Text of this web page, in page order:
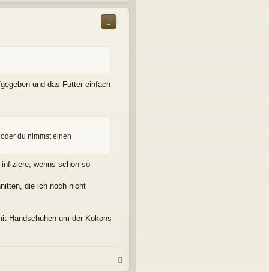
c
und das Futter einfach
du nimmst einen
wenns schon so
die ich noch nicht
Handschuhen um der Kokons
a